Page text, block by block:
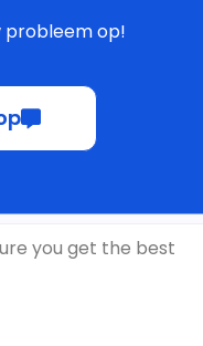
probleem op!
you get the best